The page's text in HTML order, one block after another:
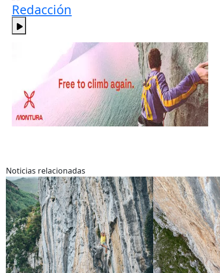
Redacción
Noticias relacionadas